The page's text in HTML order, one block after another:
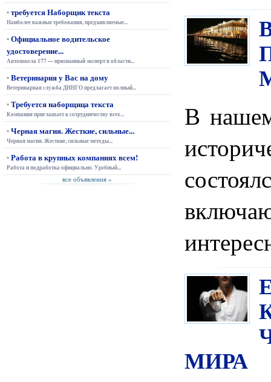
•требуется Наборщик текста
Наиболее важные требования, предъявляемые...
•Официальное водительское
удостоверение...
Автошкола 177 — признанный эксперт в области...
•Ветеринария у Вас на дому
Ветеринарная служба ДИНГО предлагает полный...
•Требуется наборщица текста
Компания приглашает к сотрудничеству всех...
•Черная магия. Жесткие, сильные...
Черная магия. Жесткие, сильные методы...
•Работа в крупных компаниях всем!
Работа и подработка официально. Удобный...
все объявления »
В
МИРА